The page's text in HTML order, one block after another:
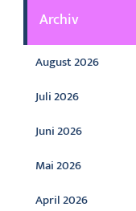
Archiv
August 2026
Juli 2026
Juni 2026
Mai 2026
April 2026